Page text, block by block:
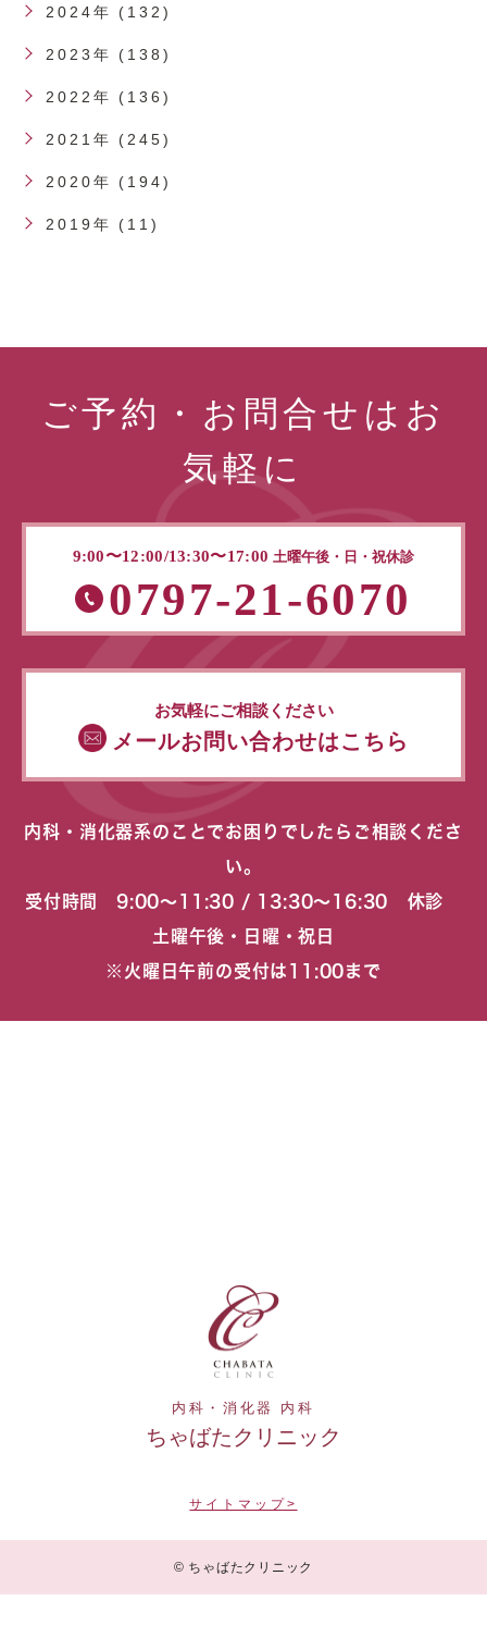
2024年 (132)
2023年 (138)
2022年 (136)
2021年 (245)
2020年 (194)
2019年 (11)
ご予約・お問合せはお
気軽に
9:00〜12:00/13:30〜17:00 土曜午後・日・祝休診
0797-21-6070
お気軽にご相談ください
メールお問い合わせはこちら
内科・消化器系のことでお困りでしたらご相談くださ
い。
受付時間 9:00〜11:30 / 13:30〜16:30 休診
土曜午後・日曜・祝日
※火曜日午前の受付は11:00まで
内科・消化器 内科
ちゃばたクリニック
サイトマップ>
© ちゃばたクリニック